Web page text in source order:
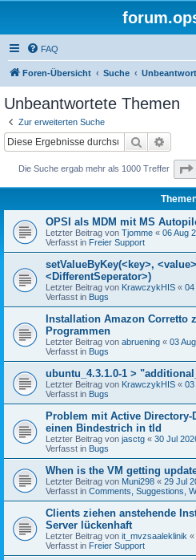
FAQ
Foren-Übersicht Suche
Unbeantwortete Themen
Zur erweiterten Suche
Suche
Die Suche ergab mehr als 1000 Treffer
OPSI als MDM mit MS
Letzter Beitrag von Tjomme « 06 Aug
Verfasst in Freier Support
setValueByKey(<key>,
<DifferentSeperator>)
Letzter Beitrag von KrawczykHIS « 04
Verfasst in Bugs
Installation Amazon Corretto
Programmen
Letzter Beitrag von abruening « 03
Verfasst in Bugs
ubuntu_4.3.1.0-1 >
Letzter Beitrag von KrawczykHIS « 03
Verfasst in Bugs
Problem mit Active Directory-
einen Bindestrich in tld
Letzter Beitrag von jasctg « 30 Jul
Verfasst in Bugs
When is the VM getting
Letzter Beitrag von Muni298 « 29 Jul
Verfasst in Comments, Suggestions,
Clients ziehen anstehende
Server lückenhaft
Letzter Beitrag von it_mvzsaaleklinik «
Verfasst in Freier Support